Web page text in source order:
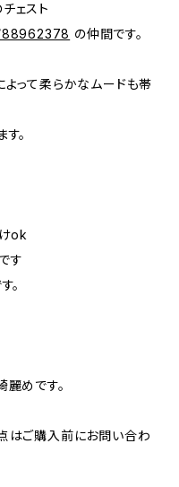
ェスト
の仲間です。
って柔らかなムードも帯
。
ok
す
。
めです。
はご購入前にお問い合わ